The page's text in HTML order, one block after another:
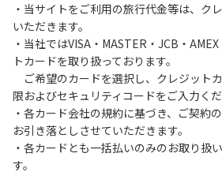
【禁止事項】
カラオケ、発電機、地面での直火によ
ァイヤー、打ち上げ式花火、テントサ
【注意事項】
当キャンプ場のそばを流れる歴舟川は
時間で増水し、川原で遊んでいると大
すく、過去にも増水により人が流され
・当サイトをご利用の旅行代金等は、ク
いただきます。
・当社ではVISA・MASTER・JCB・
トカードを取り扱っております。
ご希望のカードを選択し、クレジット
限およびセキュリティコードをご入力くだ
・各カード会社の規約に基づき、ご契約
お引き落としさせていただきます。
・各カードとも一括払いのみのお取り扱
す。